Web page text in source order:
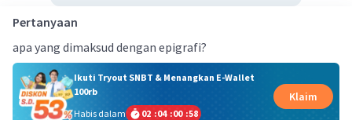
Pertanyaan
apa yang dimaksud dengan epigrafi?
Ikuti Tryout SNBT & Menangkan E-Wallet
100rb
Habis dalam
02 :04 :00 :57
Klaim